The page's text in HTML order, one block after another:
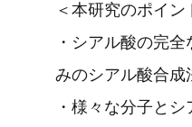
＜本研究のポイン
・シアル酸の完
みのシアル酸合成
・様々な分子と